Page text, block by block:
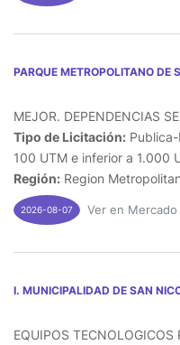
PARQUE METROPOLITANO DE
MEJOR. DEPENDENCIAS
Tipo de Licitación:
100 UTM e inferior a 1.000
Región: Region
2026-08-07 Ver en Mercado
I. MUNICIPALIDAD DE SAN
EQUIPOS TECNOLOGICOS